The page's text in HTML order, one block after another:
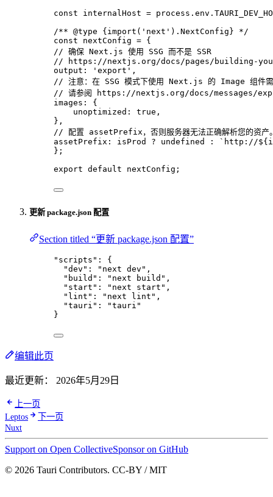
const internalHost = process . env .
/** @type {import('next').NextConfig} */
const nextConfig = {
// 确保 Next.js 使用 SSG 而不是 SSR
// https://nextjs.org/docs/pages/building-
output:
' export ' ,
// 注意：在 SSG 模式下使用 Next.js 的 Image 组件需
// 请参阅 https://nextjs.org/docs/messages/
images: {
unoptimized: true ,
},
// 配置 assetPrefix，否则服务器无法正确解析您的资产
assetPrefix: isProd ? undefined : ` http://${
} ;
export default nextConfig;
更新 package.json 配置
Section titled “更新 package.json 配置”
" scripts " : {
"dev" : " next dev " ,
"build" : " next build " ,
"start" : " next start " ,
"lint" : " next lint " ,
"tauri" : "tauri "
}
编辑此页
最近更新： 2026年5月29日
上一页
Leptos
下一页
Nuxt
Support on Open CollectiveSponsor on GitHub
© 2026 Tauri Contributors. CC-BY / MIT